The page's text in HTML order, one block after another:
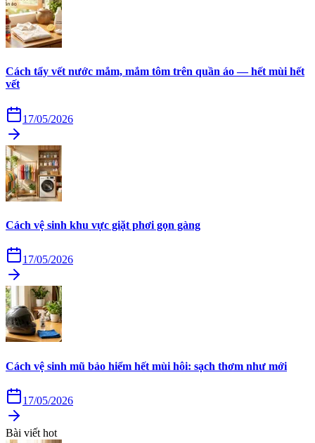
Cách tẩy vết nước mắm, mắm tôm trên quần áo — hết mùi hết
vết
17/05/2026
Cách vệ sinh khu vực giặt phơi gọn gàng
17/05/2026
Cách vệ sinh mũ bảo hiểm hết mùi hôi: sạch thơm như mới
17/05/2026
Bài viết hot